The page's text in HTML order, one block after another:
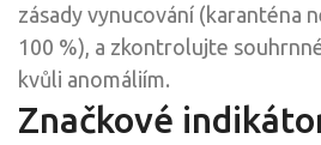
zásady vynucování (karanténa
100 %), a zkontrolujte
kvůli anomáliím.
Značkové